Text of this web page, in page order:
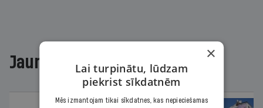
Jaunākajā žurnālā ×
Lai turpinātu, lūdzam
piekrist sīkdatnēm
Mēs izmantojam tikai sīkdatnes, kas nepieciešamas